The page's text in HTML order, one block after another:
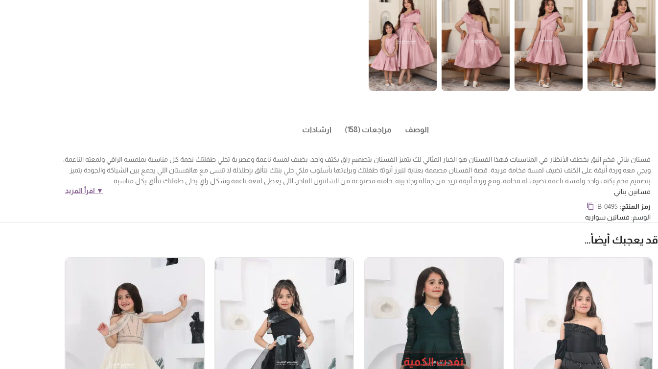
الوصف مراجعات (158) ارشادات
فستان بناتي فخم انيق يخطف الأنظار في المناسبات فهذا الفستان هو الخيار المثالي لك يتميز الفستان بتصميم راقٍ بكتف واحد، يضيف لمسة ناعمة وعصرية تخلي طفلتك نجمة كل مناسبة بملمسه الراقي ولمعته الناعمة،
ويجي معه وردة أنيقة على الكتف تضيف لمسة فخامة فريدة. قصة الفستان مصممة بعناية لتبرز أنوثة طفلتك وبراءتها بأسلوب ملكي خلي بنتك تتألق بإطلالة لا تنسى مع هالفستان اللي يجمع بين الشياكة والجودة يتميز
بتصميم فخم بكتف واحد ولمسة ناعمة تضيف له فخامة، ومع وردة أنيقة تزيد من جماله وجاذبيته. خامته مصنوعة من الشانتون الفاخر، اللي يعطي لمعة ناعمة وشكل راقٍ يخلي طفلتك تتألق بكل مناسبة.
فساتين بناتي
▼ اقرأ المزيد
رمز المنتج: B-0495
الوسم: فساتين سواريه
قد يعجبك أيضاً…
نفدت الكمية